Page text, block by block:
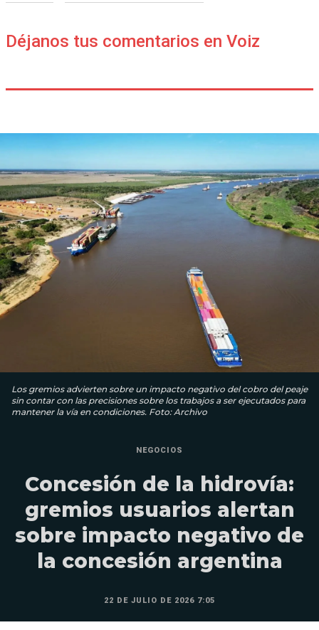
Déjanos tus comentarios en Voiz
Los gremios advierten sobre un impacto negativo del cobro del peaje
sin contar con las precisiones sobre los trabajos a ser ejecutados para
mantener la vía en condiciones. Foto: Archivo
NEGOCIOS
Concesión de la hidrovía:
gremios usuarios alertan
sobre impacto negativo de
la concesión argentina
22 DE JULIO DE 2026 7:05